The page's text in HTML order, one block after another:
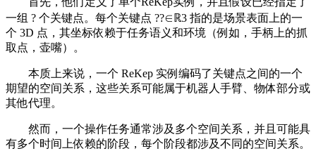
一组 ? 个关键点。每个关键点 ??∈ℝ3 指的是场景表面上的一
个 3D 点，其坐标依赖于任务语义和环境（例如，手柄上的抓
取点，壶嘴）。
本质上来说，一个 ReKep 实例编码了关键点之间的一个
期望的空间关系，这些关系可能属于机器人手臂、物体部分或
其他代理。
然而，一个操作任务通常涉及多个空间关系，并且可能具
有多个时间上依赖的阶段，每个阶段都涉及不同的空间关系。